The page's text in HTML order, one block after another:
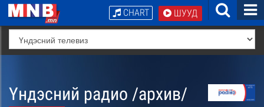
ШУУД
CHART
Үндэсний радио /архив/